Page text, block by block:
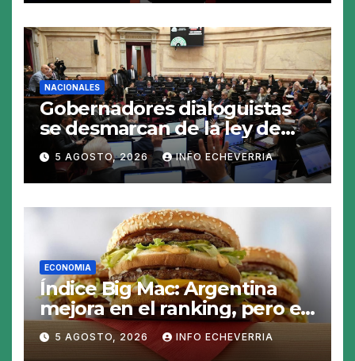
NACIONALES
Gobernadores dialoguistas
se desmarcan de la ley de
Tierras y ponen en jaque su
tratamiento en el Senado
5 AGOSTO, 2026 INFO ECHEVERRIA
ECONOMIA
Índice Big Mac: Argentina
mejora en el ranking, pero el
peso sigue sobrevaluado un
19%
5 AGOSTO, 2026 INFO ECHEVERRIA